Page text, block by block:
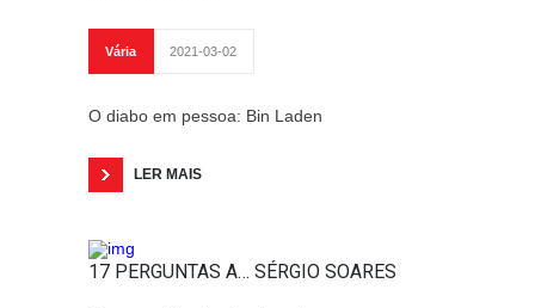
Vária 2021-03-02
O diabo em pessoa: Bin Laden
LER MAIS
17 PERGUNTAS A… SÉRGIO SOARES